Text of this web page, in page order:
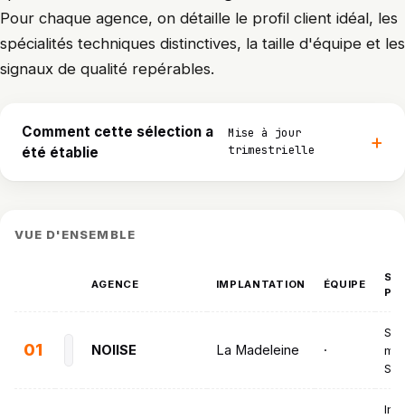
Pour chaque agence, on détaille le profil client idéal, les
spécialités techniques distinctives, la taille d'équipe et les
signaux de qualité repérables.
Comment cette sélection a
été établie
Mise à jour
trimestrielle
VUE D'ENSEMBLE
AGENCE IMPLANTATION ÉQUIPE
01 NOIISE La Madeleine ·